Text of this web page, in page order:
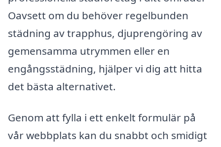
Oavsett om du behöver regelbunden
städning av trapphus, djuprengöring av
gemensamma utrymmen eller en
engångsstädning, hjälper vi dig att hitta
det bästa alternativet.
Genom att fylla i ett enkelt formulär på
vår webbplats kan du snabbt och smidigt